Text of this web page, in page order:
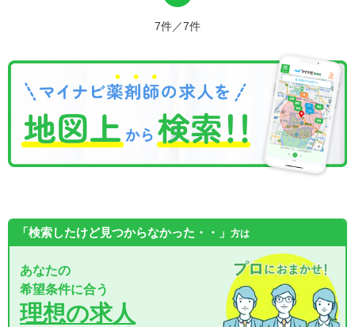
7件／7件
「検索したけど見つからなかった・・」 方は
あなたの
希望条件に合う
理想の求人